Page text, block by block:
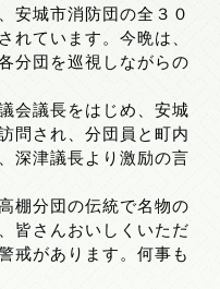
安城市消防団の全３０
れています。今晩は、
分団を巡視しながらの
会議長をはじめ、安城
問され、分団員と町内
深津議長より激励の言
棚分団の伝統で名物の
皆さんおいしくいただ
戒があります。何事も